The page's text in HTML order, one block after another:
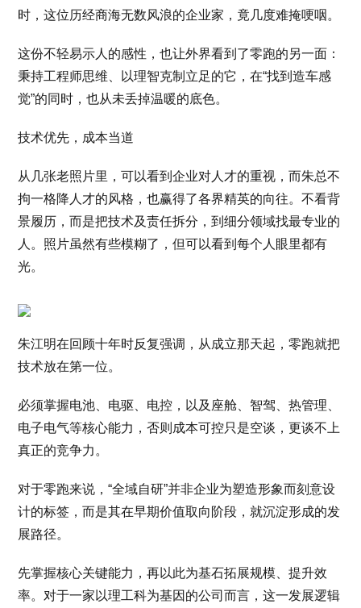
时，这位历经商海无数风浪的企业家，竟几度难掩哽咽。
这份不轻易示人的感性，也让外界看到了零跑的另一面：
秉持工程师思维、以理智克制立足的它，在“找到造车感
觉”的同时，也从未丢掉温暖的底色。
技术优先，成本当道
从几张老照片里，可以看到企业对人才的重视，而朱总不
拘一格降人才的风格，也赢得了各界精英的向往。不看背
景履历，而是把技术及责任拆分，到细分领域找最专业的
人。照片虽然有些模糊了，但可以看到每个人眼里都有
光。
朱江明在回顾十年时反复强调，从成立那天起，零跑就把
技术放在第一位。
必须掌握电池、电驱、电控，以及座舱、智驾、热管理、
电子电气等核心能力，否则成本可控只是空谈，更谈不上
真正的竞争力。
对于零跑来说，“全域自研”并非企业为塑造形象而刻意设
计的标签，而是其在早期价值取向阶段，就沉淀形成的发
展路径。
先掌握核心关键能力，再以此为基石拓展规模、提升效
率。对于一家以理工科为基因的公司而言，这一发展逻辑